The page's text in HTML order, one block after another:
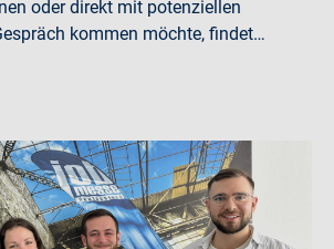
oder direkt mit potenziellen
kommen möchte, findet…